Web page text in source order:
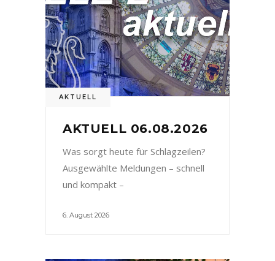
AKTUELL
AKTUELL 06.08.2026
Was sorgt heute für Schlagzeilen?
Ausgewählte Meldungen – schnell
und kompakt –
6. August 2026